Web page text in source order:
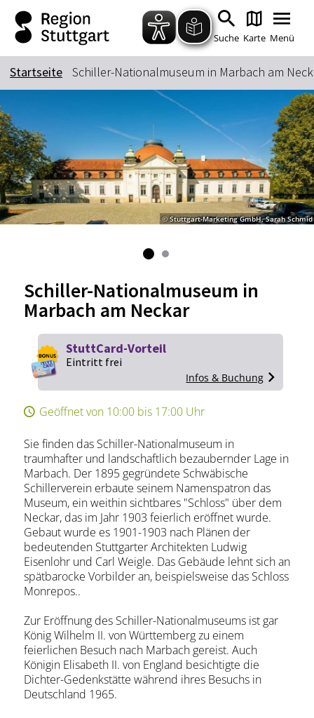
Zum Hauptinhalt springen
Zur Suche springen
Zur Hauptnavigation
Zum Footer springen
Suche Karte Menü
Suchbegriff
Das könnte Sie interessieren
Stadtführungen
Tickets
Citytour
Übernachtung
Erlebnisse
Essen & Trinken
Automobil
Startseite Schiller-Nationalmuseum in Marbach am
© Stuttgart-Marketing GmbH, Sarah Schmid
Schiller-Nationalmuseum in
Marbach am Neckar
Geöffnet von 10:00 bis 17:00 Uhr
Sie finden das Schiller-Nationalmuseum in
traumhafter und landschaftlich bezaubernder Lage in
Marbach. Der 1895 gegründete Schwäbische
Schillerverein erbaute seinem Namenspatron das
Museum, ein weithin sichtbares "Schloss" über dem
Neckar, das im Jahr 1903 feierlich eröffnet wurde.
Gebaut wurde es 1901-1903 nach Plänen der
bedeutenden Stuttgarter Architekten Ludwig
Eisenlohr und Carl Weigle. Das Gebäude lehnt sich an
spätbarocke Vorbilder an, beispielsweise das Schloss
Monrepos..
Zur Eröffnung des Schiller-Nationalmuseums ist gar
König Wilhelm II. von Württemberg zu einem
feierlichen Besuch nach Marbach gereist. Auch
Königin Elisabeth II. von England besichtigte die
Dichter-Gedenkstätte während ihres Besuchs in
Deutschland 1965.
StuttCard-Vorteil
Eintritt frei
Infos & Buchung